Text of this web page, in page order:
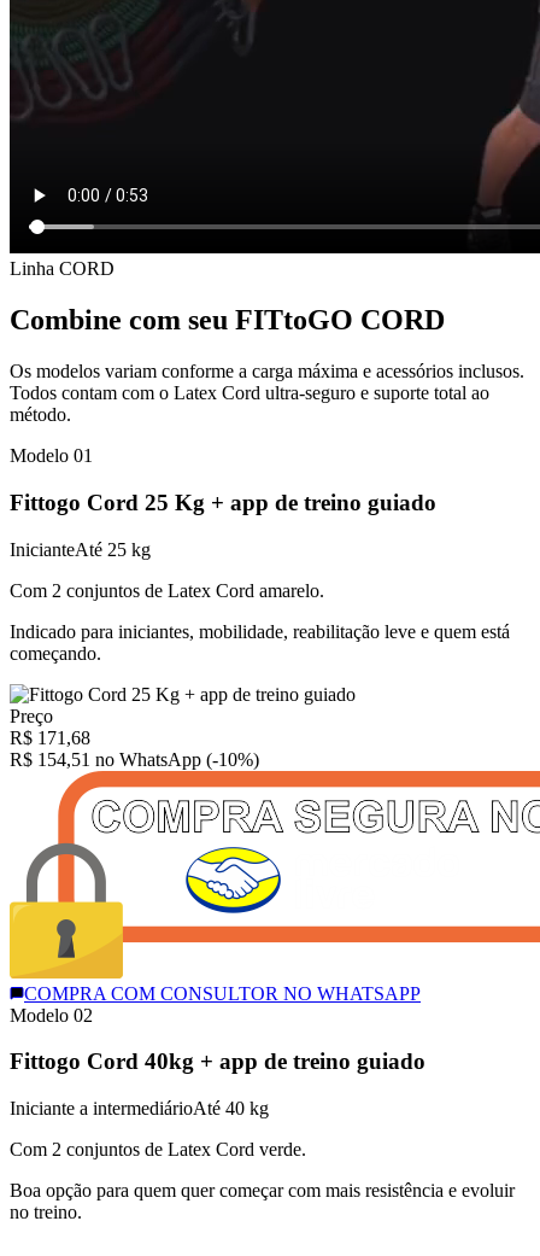
Linha CORD
Combine com seu FITtoGO CORD
Os modelos variam conforme a carga máxima e acessórios inclusos.
Todos contam com o Latex Cord ultra-seguro e suporte total ao
método.
Modelo 01
Fittogo Cord 25 Kg + app de treino guiado
InicianteAté 25 kg
Com 2 conjuntos de Latex Cord amarelo.
Indicado para iniciantes, mobilidade, reabilitação leve e quem está
começando.
Preço
R$ 171,68
R$ 154,51 no WhatsApp (-10%)
COMPRA COM CONSULTOR NO WHATSAPP
Modelo 02
Fittogo Cord 40kg + app de treino guiado
Iniciante a intermediárioAté 40 kg
Com 2 conjuntos de Latex Cord verde.
Boa opção para quem quer começar com mais resistência e evoluir
no treino.